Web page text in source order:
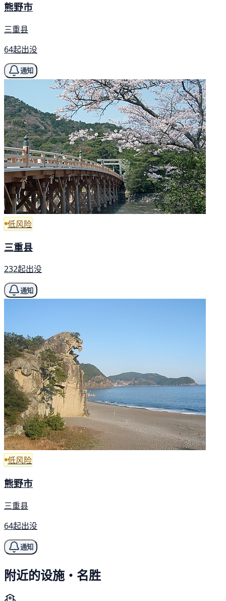
熊野市
三重县
64起出没
通知
低风险
三重县
232起出没
通知
低风险
熊野市
三重县
64起出没
通知
附近的设施・名胜